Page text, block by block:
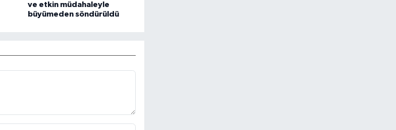
ve etkin müdahaleyle
büyümeden söndürüldü